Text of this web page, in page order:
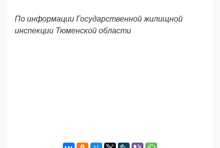
По информации Государственной жилищной
инспекции Тюменской области